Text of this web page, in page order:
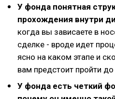
У фонда понятная
прохождения внутри
когда вы зависаете в
сделке - вроде идет
ясно на каком этапе и
вам предстоит пройти
У фонда есть четкий